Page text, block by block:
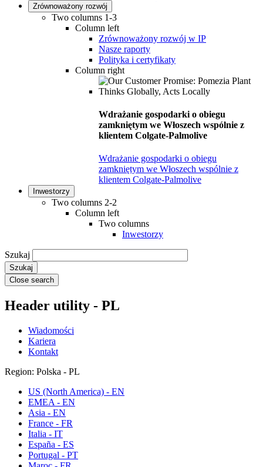
Zrównoważony rozwój
Two columns 1-3
Column left
Zrównoważony rozwój w IP
Nasze raporty
Polityka i certyfikaty
Column right
Wdrażanie gospodarki o obiegu
zamkniętym we Włoszech wspólnie z
klientem Colgate-Palmolive
Wdrażanie gospodarki o obiegu
zamkniętym we Włoszech wspólnie z
klientem Colgate-Palmolive
Inwestorzy
Two columns 2-2
Column left
Two columns
Inwestorzy
Szukaj
Close search
Header utility - PL
Wiadomości
Kariera
Kontakt
Region: Polska - PL
US (North America) - EN
EMEA - EN
Asia - EN
France - FR
Italia - IT
España - ES
Portugal - PT